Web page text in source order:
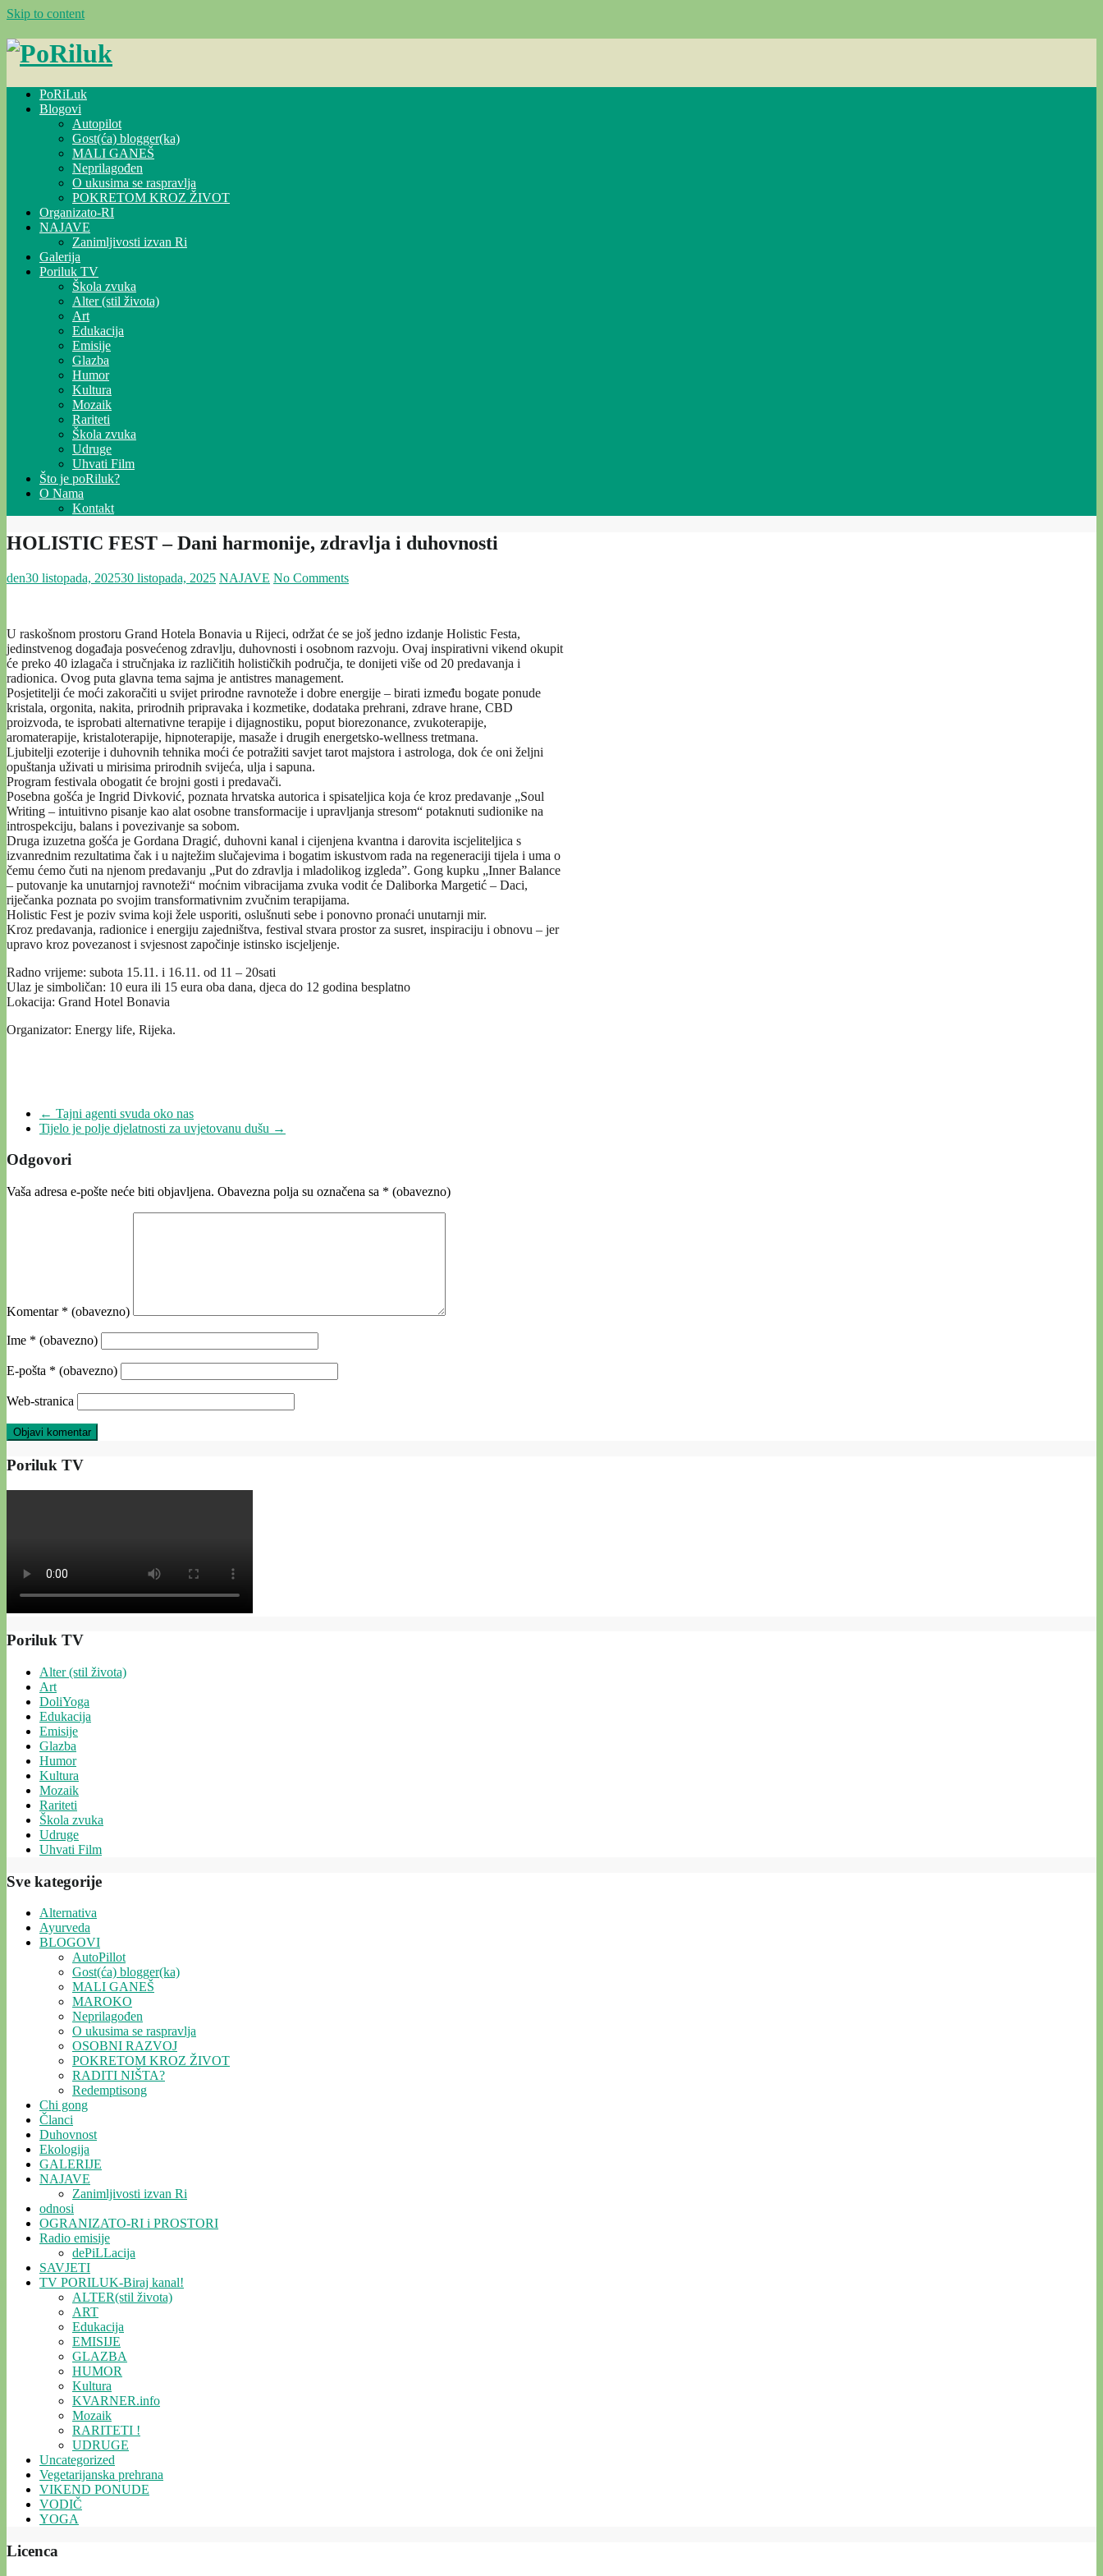
Skip to content
PoRiLuk
Blogovi
Autopilot
Gost(ća) blogger(ka)
MALI GANEŠ
Neprilagođen
O ukusima se raspravlja
POKRETOM KROZ ŽIVOT
Organizato-RI
NAJAVE
Zanimljivosti izvan Ri
Galerija
Poriluk TV
Škola zvuka
Alter (stil života)
Art
Edukacija
Emisije
Glazba
Humor
Kultura
Mozaik
Rariteti
Škola zvuka
Udruge
Uhvati Film
Što je poRiluk?
O Nama
Kontakt
HOLISTIC FEST – Dani harmonije, zdravlja i duhovnosti
den30 listopada, 202530 listopada, 2025 NAJAVE No Comments
U raskošnom prostoru Grand Hotela Bonavia u Rijeci, održat će se još jedno izdanje Holistic Festa,
jedinstvenog događaja posvećenog zdravlju, duhovnosti i osobnom razvoju. Ovaj inspirativni vikend okupit
će preko 40 izlagača i stručnjaka iz različitih holističkih područja, te donijeti više od 20 predavanja i
radionica. Ovog puta glavna tema sajma je antistres management.
Posjetitelji će moći zakoračiti u svijet prirodne ravnoteže i dobre energije – birati između bogate ponude
kristala, orgonita, nakita, prirodnih pripravaka i kozmetike, dodataka prehrani, zdrave hrane, CBD
proizvoda, te isprobati alternativne terapije i dijagnostiku, poput biorezonance, zvukoterapije,
aromaterapije, kristaloterapije, hipnoterapije, masaže i drugih energetsko-wellness tretmana.
Ljubitelji ezoterije i duhovnih tehnika moći će potražiti savjet tarot majstora i astrologa, dok će oni željni
opuštanja uživati u mirisima prirodnih svijeća, ulja i sapuna.
Program festivala obogatit će brojni gosti i predavači.
Posebna gošća je Ingrid Divković, poznata hrvatska autorica i spisateljica koja će kroz predavanje „Soul
Writing – intuitivno pisanje kao alat osobne transformacije i upravljanja stresom“ potaknuti sudionike na
introspekciju, balans i povezivanje sa sobom.
Druga izuzetna gošća je Gordana Dragić, duhovni kanal i cijenjena kvantna i darovita iscjeliteljica s
izvanrednim rezultatima čak i u najtežim slučajevima i bogatim iskustvom rada na regeneraciji tijela i uma o
čemu ćemo čuti na njenom predavanju „Put do zdravlja i mladolikog izgleda”. Gong kupku „Inner Balance
– putovanje ka unutarnjoj ravnoteži“ moćnim vibracijama zvuka vodit će Daliborka Margetić – Daci,
riječanka poznata po svojim transformativnim zvučnim terapijama.
Holistic Fest je poziv svima koji žele usporiti, oslušnuti sebe i ponovno pronaći unutarnji mir.
Kroz predavanja, radionice i energiju zajedništva, festival stvara prostor za susret, inspiraciju i obnovu – jer
upravo kroz povezanost i svjesnost započinje istinsko iscjeljenje.
Radno vrijeme: subota 15.11. i 16.11. od 11 – 20sati
Ulaz je simboličan: 10 eura ili 15 eura oba dana, djeca do 12 godina besplatno
Lokacija: Grand Hotel Bonavia
Organizator: Energy life, Rijeka.
← Tajni agenti svuda oko nas
Tijelo je polje djelatnosti za uvjetovanu dušu →
Odgovori
Vaša adresa e-pošte neće biti objavljena. Obavezna polja su označena sa * (obavezno)
Komentar * (obavezno)
Ime * (obavezno)
E-pošta * (obavezno)
Web-stranica
Poriluk TV
Poriluk TV
Alter (stil života)
Art
DoliYoga
Edukacija
Emisije
Glazba
Humor
Kultura
Mozaik
Rariteti
Škola zvuka
Udruge
Uhvati Film
Sve kategorije
Alternativa
Ayurveda
BLOGOVI
AutoPillot
Gost(ća) blogger(ka)
MALI GANEŠ
MAROKO
Neprilagođen
O ukusima se raspravlja
OSOBNI RAZVOJ
POKRETOM KROZ ŽIVOT
RADITI NIŠTA?
Redemptisong
Chi gong
Članci
Duhovnost
Ekologija
GALERIJE
NAJAVE
Zanimljivosti izvan Ri
odnosi
OGRANIZATO-RI i PROSTORI
Radio emisije
dePiLLacija
SAVJETI
TV PORILUK-Biraj kanal!
ALTER(stil života)
ART
Edukacija
EMISIJE
GLAZBA
HUMOR
Kultura
KVARNER.info
Mozaik
RARITETI !
UDRUGE
Uncategorized
Vegetarijanska prehrana
VIKEND PONUDE
VODIČ
YOGA
Licenca